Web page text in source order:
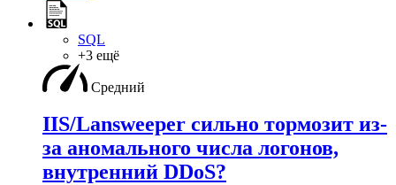
SQL
+3 ещё
Средний
IIS/Lansweeper сильно тормозит из-
за аномального числа логонов,
внутренний DDoS?